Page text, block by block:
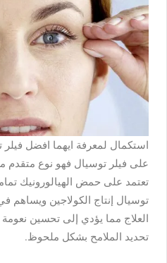
استكمال لمعرفة ايهما افضل
على فيلر توسيال فهو نوع متقدم
تعتمد على حمض الهيالورونيك
توسيال إنتاج الكولاجين ويساهم
العلاج مما يؤدي إلى تحسين نعومة
تحديد الملامح بشكل ملحوظ.